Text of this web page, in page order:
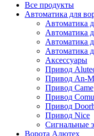
Все продукты
Автоматика для
Автоматика
Автоматика
Автоматика
Автоматика
Аксессуары
Привод
Привод An-
Привод Came
Привод
Привод
Привод Nice
Сигнальные
Ворота Алютех